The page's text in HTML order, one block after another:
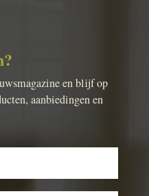
en blijf op
aanbiedingen en